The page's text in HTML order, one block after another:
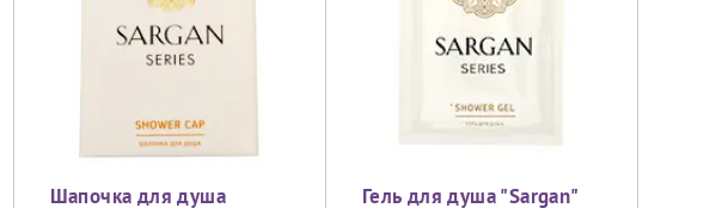
Шапочка для душа
Гель для душа "Sargan"